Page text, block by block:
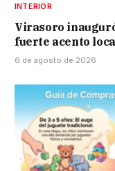
INTERIOR
Virasoro
fuerte acento
6 de agosto de 2026